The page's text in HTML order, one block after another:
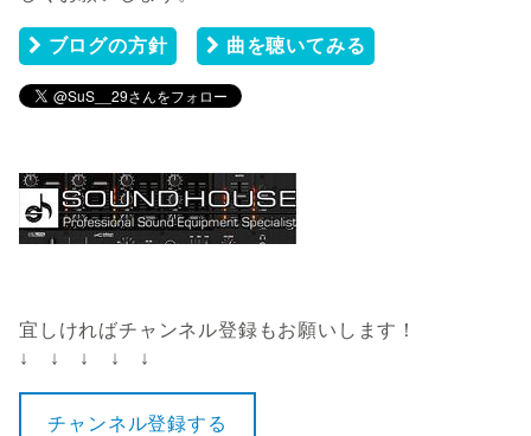
ブログの方針 曲を聴いてみる
宜しければチャンネル登録もお願いします！
↓ ↓ ↓ ↓ ↓
チャンネル登録する